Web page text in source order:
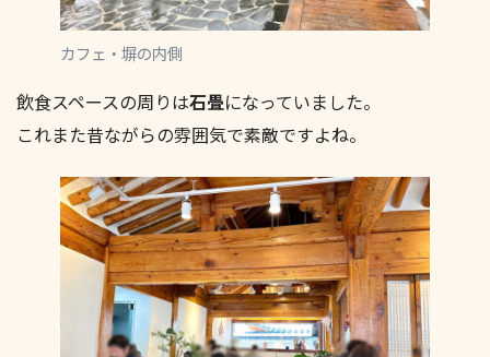
カフェ・塀の内側
飲食スペースの周りは石畳になっていました。
これまた昔ながらの雰囲気で素敵ですよね。